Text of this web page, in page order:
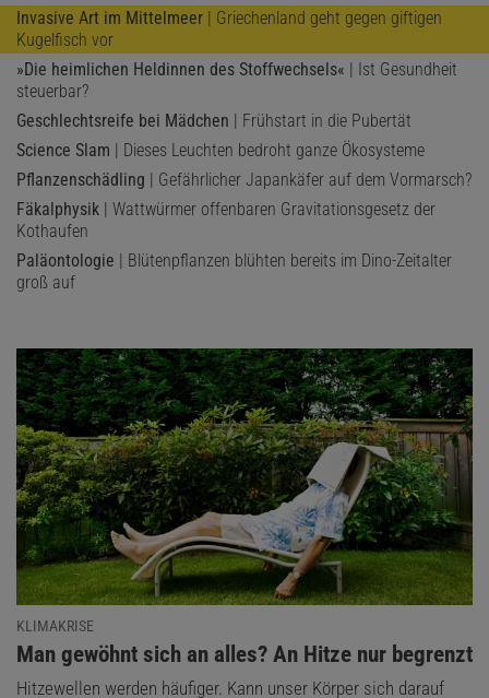
Invasive Art im Mittelmeer | Griechenland geht gegen giftigen
Kugelfisch vor
»Die heimlichen Heldinnen des Stoffwechsels« | Ist Gesundheit
steuerbar?
Geschlechtsreife bei Mädchen | Frühstart in die Pubertät
Science Slam | Dieses Leuchten bedroht ganze Ökosysteme
Pflanzenschädling | Gefährlicher Japankäfer auf dem Vormarsch?
Fäkalphysik | Wattwürmer offenbaren Gravitationsgesetz der
Kothaufen
Paläontologie | Blütenpflanzen blühten bereits im Dino-Zeitalter
groß auf
KLIMAKRISE
:
Man gewöhnt sich an alles? An Hitze nur begrenzt
Hitzewellen werden häufiger. Kann unser Körper sich darauf